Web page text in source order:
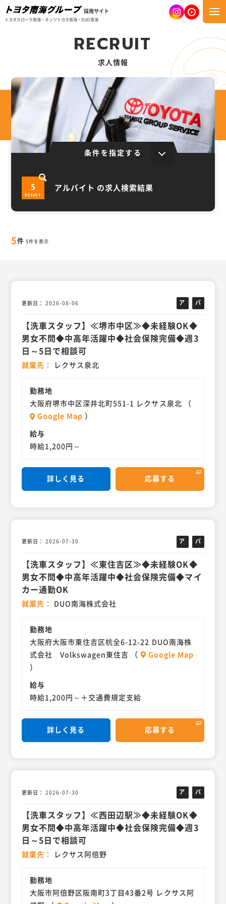
採用サイト
トヨタカローラ南海・ネッツトヨタ南海・DUO南海
RECRUIT
求人情報
条件を指定する
5
RESULT
アルバイト の求人検索結果
5件 5件を表示
更新日 2026-08-06
ア
バ
イ
パ
ト
【洗車スタッフ】≪堺市中区≫◆未経験OK◆
男女不問◆中高年活躍中◆社会保険完備◆週3
日～5日で相談可
就業先 レクサス泉北
勤務地
大阪府堺市中区深井北町551-1 レクサス泉北 （
Google Map ）
給与
時給1,200円～
詳しく見る 応募する
更新日 2026-07-30
ア
バ
イ
パ
ト
【洗車スタッフ】≪東住吉区≫◆未経験OK◆
男女不問◆中高年活躍中◆社会保険完備◆マイ
カー通勤OK
就業先 DUO南海株式会社
勤務地
大阪府大阪市東住吉区杭全6-12-22 DUO南海株
式会社 Volkswagen東住吉 （
Google Map
）
給与
時給1,200円～＋交通費規定支給
詳しく見る 応募する
更新日 2026-07-30
ア
バ
イ
パ
ト
【洗車スタッフ】≪西田辺駅≫◆未経験OK◆
男女不問◆中高年活躍中◆社会保険完備◆週3
日～5日で相談可
就業先 レクサス阿倍野
勤務地
大阪市阿倍野区阪南町3丁目43番2号 レクサス阿